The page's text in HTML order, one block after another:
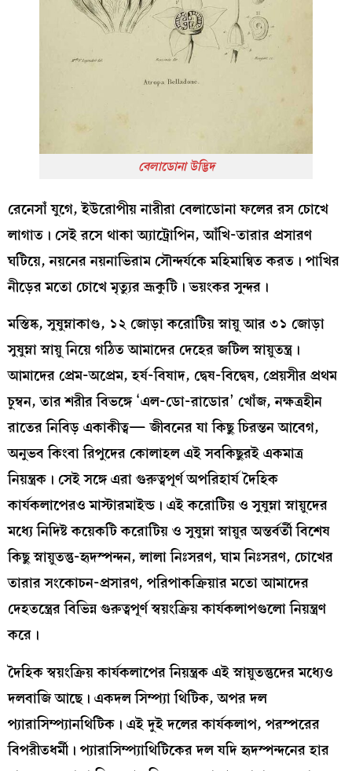
বেলাডোনা উদ্ভিদ
রেনেসাঁ যুগে, ইউরোপীয় নারীরা বেলাডোনা ফলের রস চোখে
লাগাত। সেই রসে থাকা অ্যাট্রোপিন, আঁখি-তারার প্রসারণ
ঘটিয়ে, নয়নের নয়নাভিরাম সৌন্দর্যকে মহিমান্বিত করত। পাখির
নীড়ের মতো চোখে মৃত্যুর ভ্রূকুটি। ভয়ংকর সুন্দর।
মস্তিষ্ক, সুষুম্নাকাণ্ড, ১২ জোড়া করোটিয় স্নায়ু আর ৩১ জোড়া
সুষুম্না স্নায়ু নিয়ে গঠিত আমাদের দেহের জটিল স্নায়ুতন্ত্র।
আমাদের প্রেম-অপ্রেম, হর্ষ-বিষাদ, দ্বেষ-বিদ্বেষ, প্রেয়সীর প্রথম
চুম্বন, তার শরীর বিভঙ্গে ‘এল-ডো-রাডোর’ খোঁজ, নক্ষত্রহীন
রাতের নিবিড় একাকীত্ব— জীবনের যা কিছু চিরন্তন আবেগ,
অনুভব কিংবা রিপুদের কোলাহল এই সবকিছুরই একমাত্র
নিয়ন্ত্রক। সেই সঙ্গে এরা গুরুত্বপূর্ণ অপরিহার্য দৈহিক
কার্যকলাপেরও মাস্টারমাইন্ড। এই করোটিয় ও সুষুম্না স্নায়ুদের
মধ্যে নিদিষ্ট কয়েকটি করোটিয় ও সুষুম্না স্নায়ুর অন্তর্বর্তী বিশেষ
কিছু স্নায়ুতন্তু-হৃদস্পন্দন, লালা নিঃসরণ, ঘাম নিঃসরণ, চোখের
তারার সংকোচন-প্রসারণ, পরিপাকক্রিয়ার মতো আমাদের
দেহতন্ত্রের বিভিন্ন গুরুত্বপূর্ণ স্বয়ংক্রিয় কার্যকলাপগুলো নিয়ন্ত্রণ
করে।
দৈহিক স্বয়ংক্রিয় কার্যকলাপের নিয়ন্ত্রক এই স্নায়ুতন্তুদের মধ্যেও
দলবাজি আছে। একদল সিম্প্যা থিটিক, অপর দল
প্যারাসিম্প্যানথিটিক। এই দুই দলের কার্যকলাপ, পরস্পরের
বিপরীতধর্মী। প্যারাসিম্প্যাথিটিকের দল যদি হৃদস্পন্দনের হার